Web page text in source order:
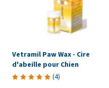
Vetramil Paw Wax - Cire
d'abeille pour Chien
(4)